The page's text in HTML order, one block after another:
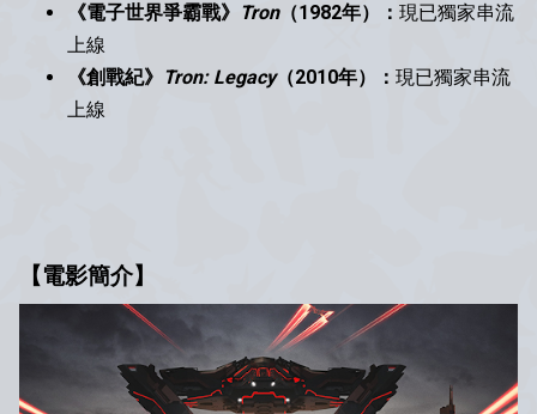
《電子世界爭霸戰》 Tron（1982年）： 現已獨家串流
上線
《創戰紀》 Tron: Legacy（2010年）： 現已獨家串流
上線
【電影簡介】